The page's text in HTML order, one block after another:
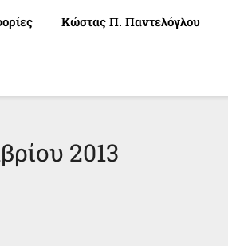
Κώστας Π. Παντελόγλου
2013